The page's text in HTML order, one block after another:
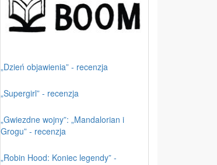
„Dzień objawienia” - recenzja
„Supergirl” - recenzja
„Gwiezdne wojny”: „Mandalorian i
Grogu” - recenzja
„Robin Hood: Koniec legendy” -